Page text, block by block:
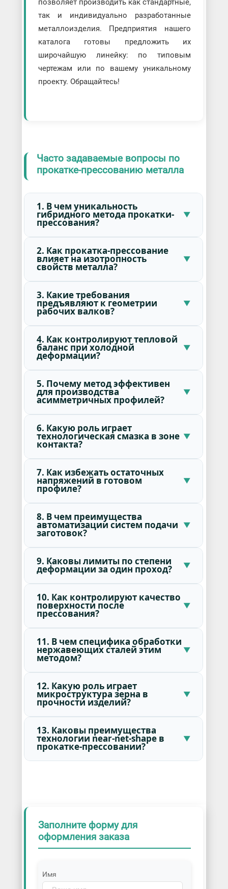
позволяет производить как стандартные,
так и индивидуально разработанные
металлоизделия. Предприятия нашего
каталога готовы предложить их
широчайшую линейку: по типовым
чертежам или по вашему уникальному
проекту. Обращайтесь!
Часто задаваемые вопросы по
прокатке-прессованию металла
1. В чем уникальность
гибридного метода прокатки-
прессования?
2. Как прокатка-прессование
влияет на изотропность
свойств металла?
3. Какие требования
предъявляют к геометрии
рабочих валков?
4. Как контролируют тепловой
баланс при холодной
деформации?
5. Почему метод эффективен
для производства
асимметричных профилей?
6. Какую роль играет
технологическая смазка в зоне
контакта?
7. Как избежать остаточных
напряжений в готовом
профиле?
8. В чем преимущества
автоматизации систем подачи
заготовок?
9. Каковы лимиты по степени
деформации за один проход?
10. Как контролируют качество
поверхности после
прессования?
11. В чем специфика обработки
нержавеющих сталей этим
методом?
12. Какую роль играет
микроструктура зерна в
прочности изделий?
13. Каковы преимущества
технологии near-net-shape в
прокатке-прессовании?
Заполните форму для
оформления заказа
Имя